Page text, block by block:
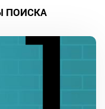
ПОИСКА